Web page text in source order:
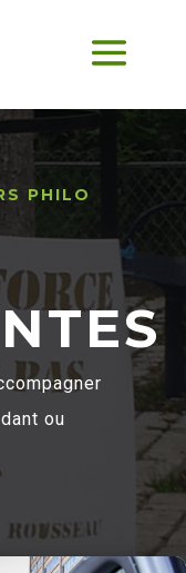
PHILO
ou